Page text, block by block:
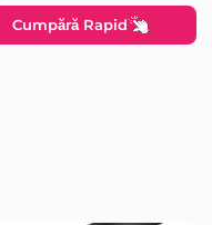
Cumpără Rapid